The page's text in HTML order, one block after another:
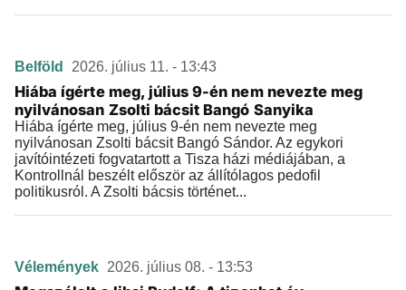
Belföld 2026. július 11. - 13:43
Hiába ígérte meg, július 9-én nem nevezte meg
nyilvánosan Zsolti bácsit Bangó Sanyika
Hiába ígérte meg, július 9-én nem nevezte meg
nyilvánosan Zsolti bácsit Bangó Sándor. Az egykori
javítóintézeti fogvatartott a Tisza házi médiájában, a
Kontrollnál beszélt először az állítólagos pedofil
politikusról. A Zsolti bácsis történet...
Vélemények 2026. július 08. - 13:53